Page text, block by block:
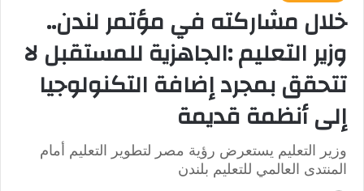
خلال مشاركته في مؤتمر لندن..
وزير التعليم :الجاهزية للمستقبل لا
تتحقق بمجرد إضافة التكنولوجيا
إلى أنظمة قديمة
وزير التعليم يستعرض رؤية مصر لتطوير التعليم أمام
المنتدى العالمي للتعليم بلندن